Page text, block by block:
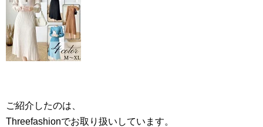
ご紹介したのは、
Threefashionでお取り扱いしています。